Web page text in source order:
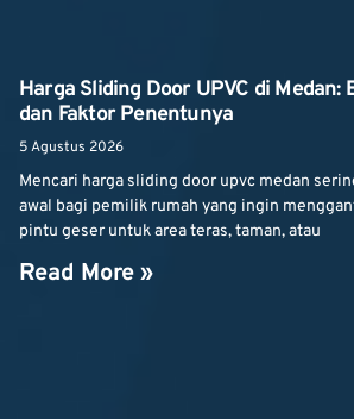
Harga Sliding Door UPVC di Medan:
dan Faktor Penentunya
5 Agustus 2026
Mencari harga sliding door upvc medan
awal bagi pemilik rumah yang ingin
pintu geser untuk area teras, taman, atau
Read More »